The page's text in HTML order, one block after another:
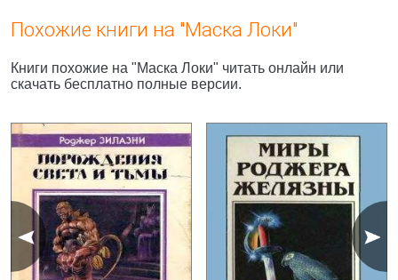
Похожие книги на "Маска Локи"
Книги похожие на "Маска Локи" читать онлайн или
скачать бесплатно полные версии.